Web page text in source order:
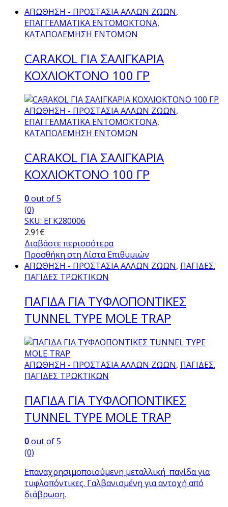
ΑΠΩΘΗΣΗ - ΠΡΟΣΤΑΣΙΑ ΑΛΛΩΝ ΖΩΩΝ,
ΕΠΑΓΓΕΛΜΑΤΙΚΑ ΕΝΤΟΜΟΚΤΟΝΑ,
ΚΑΤΑΠΟΛΕΜΗΣΗ ΕΝΤΟΜΩΝ
CARAKOL ΓΙΑ ΣΑΛΙΓΚΑΡΙΑ
ΚΟΧΛΙΟΚΤΟΝΟ 100 ΓΡ
ΑΠΩΘΗΣΗ - ΠΡΟΣΤΑΣΙΑ ΑΛΛΩΝ ΖΩΩΝ,
ΕΠΑΓΓΕΛΜΑΤΙΚΑ ΕΝΤΟΜΟΚΤΟΝΑ,
ΚΑΤΑΠΟΛΕΜΗΣΗ ΕΝΤΟΜΩΝ
CARAKOL ΓΙΑ ΣΑΛΙΓΚΑΡΙΑ
ΚΟΧΛΙΟΚΤΟΝΟ 100 ΓΡ
0out of 5
(0)
SKU: ΕΓΚ280006
2.91€
Διαβάστε περισσότερα
Προσθήκη στη Λίστα Επιθυμιών
ΑΠΩΘΗΣΗ - ΠΡΟΣΤΑΣΙΑ ΑΛΛΩΝ ΖΩΩΝ, ΠΑΓΙΔΕΣ,
ΠΑΓΙΔΕΣ ΤΡΩΚΤΙΚΩΝ
ΠΑΓΙΔΑ ΓΙΑ ΤΥΦΛΟΠΟΝΤΙΚΕΣ
TUNNEL TYPE MOLE TRAP
ΑΠΩΘΗΣΗ - ΠΡΟΣΤΑΣΙΑ ΑΛΛΩΝ ΖΩΩΝ, ΠΑΓΙΔΕΣ,
ΠΑΓΙΔΕΣ ΤΡΩΚΤΙΚΩΝ
ΠΑΓΙΔΑ ΓΙΑ ΤΥΦΛΟΠΟΝΤΙΚΕΣ
TUNNEL TYPE MOLE TRAP
0out of 5
(0)
Επαναχρησιμοποιούμενη μεταλλική παγίδα για
τυφλοπόντικες. Γαλβανισμένη για αντοχή από
διάβρωση.